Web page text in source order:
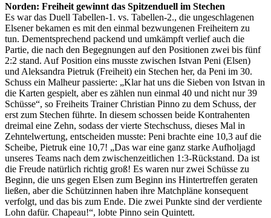
Norden: Freiheit gewinnt das Spitzenduell im Stechen
Es war das Duell Tabellen-1. vs. Tabellen-2., die ungeschlagenen
Elsener bekamen es mit den einmal bezwungenen Freiheitern zu
tun. Dementsprechend packend und umkämpft verlief auch die
Partie, die nach den Begegnungen auf den Positionen zwei bis fünf
2:2 stand. Auf Position eins musste zwischen Istvan Peni (Elsen)
und Aleksandra Pietruk (Freiheit) ein Stechen her, da Peni im 30.
Schuss ein Malheur passierte: „Klar hat uns die Sieben von Istvan in
die Karten gespielt, aber es zählen nun einmal 40 und nicht nur 39
Schüsse“, so Freiheits Trainer Christian Pinno zu dem Schuss, der
erst zum Stechen führte. In diesem schossen beide Kontrahenten
dreimal eine Zehn, sodass der vierte Stechschuss, dieses Mal in
Zehntelwertung, entscheiden musste: Peni brachte eine 10,3 auf die
Scheibe, Pietruk eine 10,7! „Das war eine ganz starke Aufholjagd
unseres Teams nach dem zwischenzeitlichen 1:3-Rückstand. Da ist
die Freude natürlich richtig groß! Es waren nur zwei Schüsse zu
Beginn, die uns gegen Elsen zum Beginn ins Hintertreffen geraten
ließen, aber die Schützinnen haben ihre Matchpläne konsequent
verfolgt, und das bis zum Ende. Die zwei Punkte sind der verdiente
Lohn dafür. Chapeau!“, lobte Pinno sein Quintett.